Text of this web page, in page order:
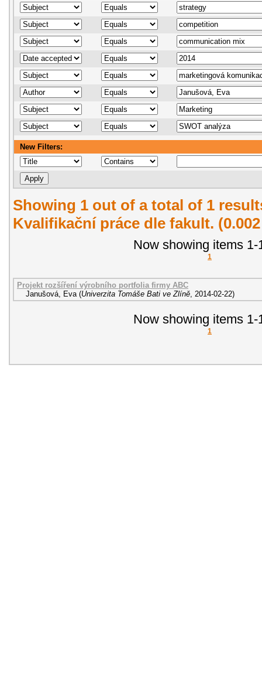
New Filters:
Showing 1 out of a total of 1
Kvalifikační práce dle fakult.
Now showing items 1-
1
Projekt rozšíření výrobního portfolia firmy ABC
Janušová, Eva (Univerzita Tomáše Bati ve Zlíně 2014-02-22)
Now showing items 1-
1